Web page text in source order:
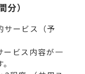
）
サービス（予
ビス内容が一